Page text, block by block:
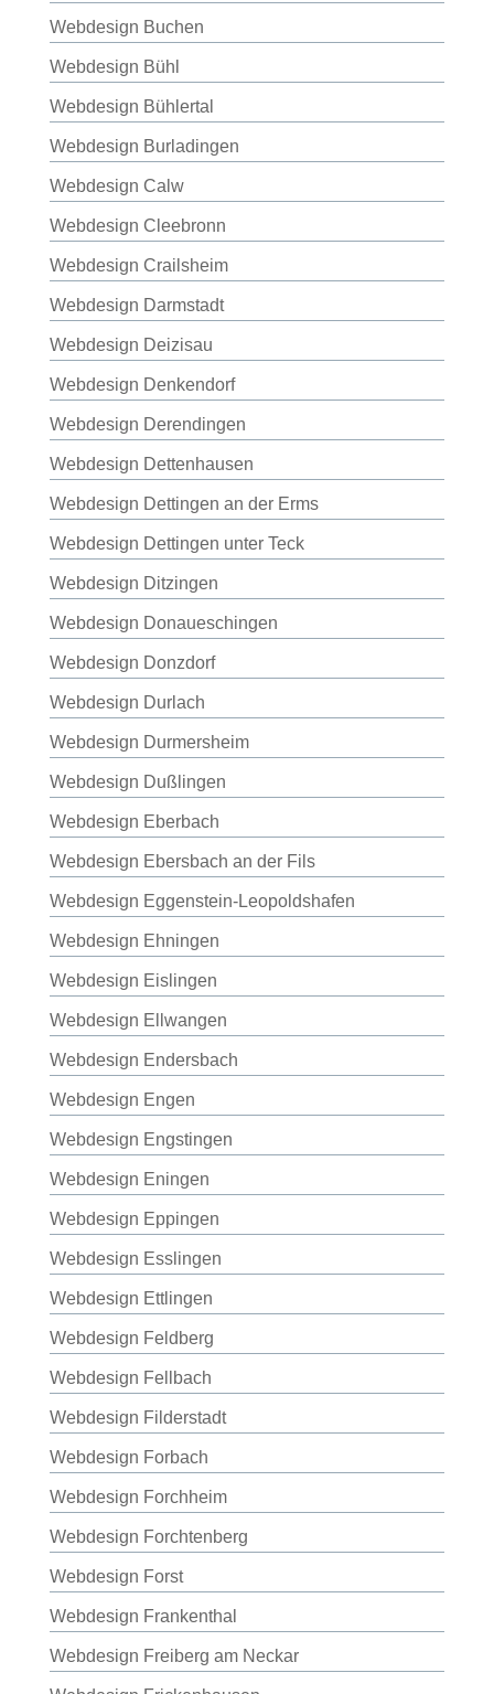
Webdesign Buchen
Webdesign Bühl
Webdesign Bühlertal
Webdesign Burladingen
Webdesign Calw
Webdesign Cleebronn
Webdesign Crailsheim
Webdesign Darmstadt
Webdesign Deizisau
Webdesign Denkendorf
Webdesign Derendingen
Webdesign Dettenhausen
Webdesign Dettingen an der Erms
Webdesign Dettingen unter Teck
Webdesign Ditzingen
Webdesign Donaueschingen
Webdesign Donzdorf
Webdesign Durlach
Webdesign Durmersheim
Webdesign Dußlingen
Webdesign Eberbach
Webdesign Ebersbach an der Fils
Webdesign Eggenstein-Leopoldshafen
Webdesign Ehningen
Webdesign Eislingen
Webdesign Ellwangen
Webdesign Endersbach
Webdesign Engen
Webdesign Engstingen
Webdesign Eningen
Webdesign Eppingen
Webdesign Esslingen
Webdesign Ettlingen
Webdesign Feldberg
Webdesign Fellbach
Webdesign Filderstadt
Webdesign Forbach
Webdesign Forchheim
Webdesign Forchtenberg
Webdesign Forst
Webdesign Frankenthal
Webdesign Freiberg am Neckar